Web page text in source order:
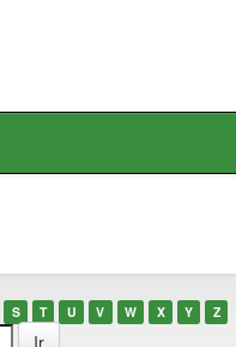
S T U V W X Y Z